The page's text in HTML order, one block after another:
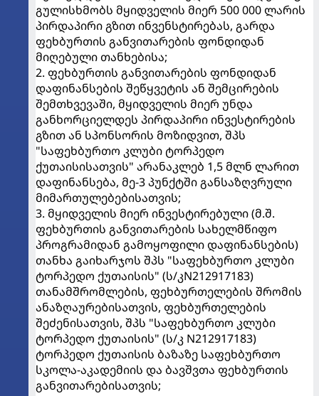
გულისხმობს მყიდველის მიერ 500 000 ლარის
პირდაპირი გზით ინვენსტირებას, გარდა
ფეხბურთის განვითარების ფონდიდან
მიღებული თანხებისა;
2. ფეხბურთის განვითარების ფონდიდან
დაფინანსების შეწყვეტის ან შემცირების
შემთხვევაში, მყიდველის მიერ უნდა
განხორციელდეს პირდაპირი ინვესტირების
გზით ან სპონსორის მოზიდვით, შპს
"საფეხბურთო კლუბი ტორპედო
ქუთაისისათვის" არანაკლებ 1,5 მლნ ლარით
დაფინანსება, მე-3 პუნქტში განსაზღვრული
მიმართულებებისათვის;
3. მყიდველის მიერ ინვესტირებული (მ.შ.
ფეხბურთის განვითარების სახელმწიფო
პროგრამიდან გამოყოფილი დაფინანსების)
თანხა გაიხარჯოს შპს "საფეხბურთო კლუბი
ტორპედო ქუთაისის" (ს/კN212917183)
თანამშრომლების, ფეხბურთელების შრომის
ანაზღაურებისათვის, ფეხბურთელების
შეძენისათვის, შპს "საფეხბურთო კლუბი
ტორპედო ქუთაისის" (ს/კ N212917183)
ტორპედო ქუთაისის ბაზაზე საფეხბურთო
სკოლა-აკადემიის და ბავშვთა ფეხბურთის
განვითარებისათვის;